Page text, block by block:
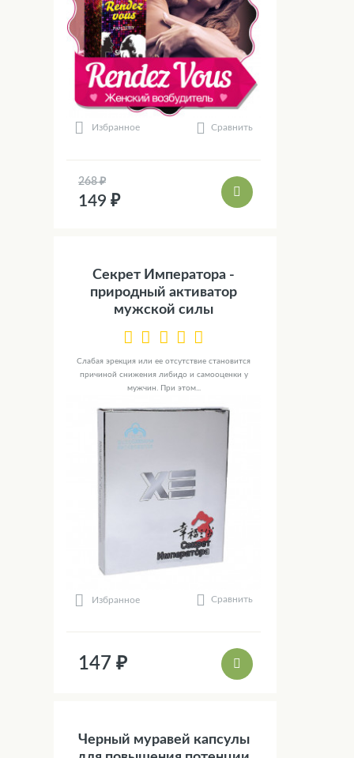
Избранное Сравнить
268 ₽
149 ₽
Секрет Императора -
природный активатор
мужской силы
Слабая эрекция или ее отсутствие становится
причиной снижения либидо и самооценки у
мужчин. При этом...
Избранное Сравнить
147 ₽
Черный муравей капсулы